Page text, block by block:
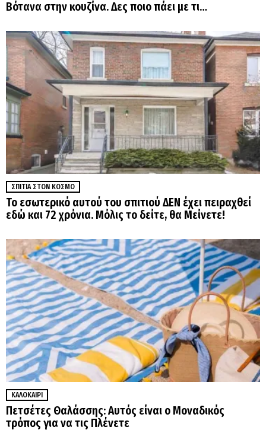
Βότανα στην κουζίνα. Δες ποιο πάει με τι…
ΣΠΊΤΙΑ ΣΤΟΝ ΚΌΣΜΟ
Το εσωτερικό αυτού του σπιτιού ΔΕΝ έχει πειραχθεί
εδώ και 72 χρόνια. Μόλις το δείτε, θα Μείνετε!
ΚΑΛΟΚΑΊΡΙ
Πετσέτες Θαλάσσης: Αυτός είναι ο Μοναδικός
τρόπος για να τις Πλένετε